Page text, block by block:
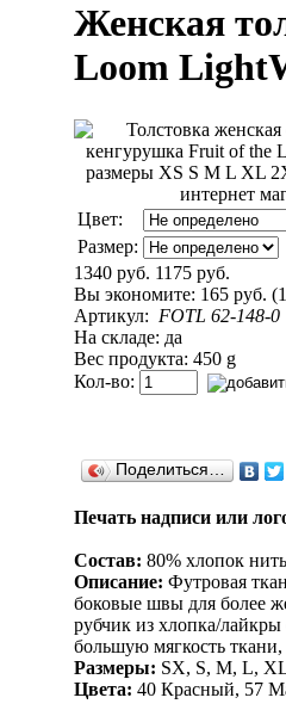
Женская
Loom
Цвет:
Размер:
1340 руб. 1175 руб.
Вы экономите: 165 руб.
Артикул: FOTL 62-148-0
На складе: да
Вес продукта: 450 g
Кол-во:
Поделиться…
Печать надписи или
Состав: 80% хлопок
Описание: Футровая
боковые швы для более
рубчик из хлопка/
большую мягкость ткани,
Размеры: SX, S, M, L,
Цвета: 40 Красный, 57